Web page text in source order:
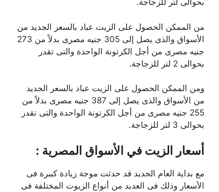
بحوالى لتر للزجاجة.
من الممكن الحصول على الزيت عباد بالسعر الجديد من
الأسواق والذى يصل إلى 305 جنيه مصرى بدلاً من 273
جنيه مصرى من أجل الكرتونة الواحدة والتى تقدر
بحوالى 2 لتر للزجاجة.
ومن الممكن الحصول على الزيت عباد بالسعر الجديد
من الأسواق والذى يصل إلى 387 جنيه مصرى بدلاً من
255 جنيه مصرى من أجل الكرتونة الواحدة والتى تقدر
بحوالى 3 لتر للزجاجة.
أسعار الزيت في الأسواق المصرية :
مع بداية العام الجديد قد حدثت موجة زيادة كببرة فى
الأسعار وذلك فى العديد من أنواع الزيوت المختلفة فى